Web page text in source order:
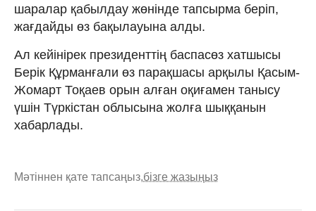
шаралар қабылдау жөнінде тапсырма беріп,
жағдайды өз бақылауына алды.
Ал кейінірек президенттің баспасөз хатшысы
Берік Құрманғали өз парақшасы арқылы Қасым-
Жомарт Тоқаев орын алған оқиғамен танысу
үшін Түркістан облысына жолға шыққанын
хабарлады.
Мәтіннен қате тапсаңыз,бізге жазыңыз